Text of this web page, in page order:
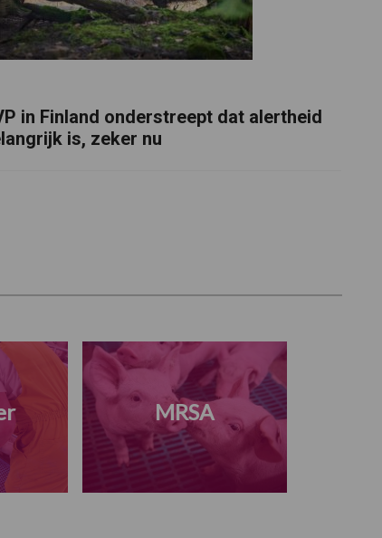
in Finland onderstreept dat alertheid
is, zeker nu
MRSA